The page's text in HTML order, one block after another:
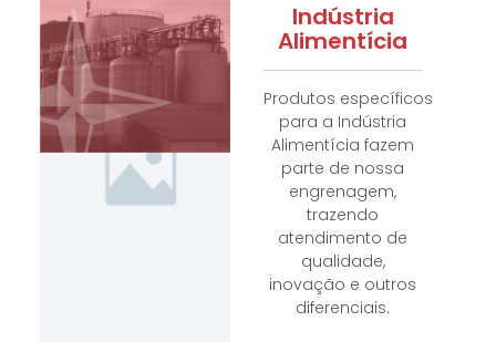
Indústria
Alimentícia
Produtos específicos
para a Indústria
Alimentícia fazem
parte de nossa
engrenagem,
trazendo
atendimento de
qualidade,
inovação e outros
diferenciais.